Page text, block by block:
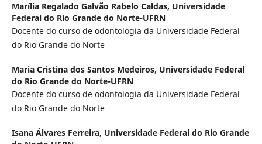
Marília Regalado Galvão Rabelo Caldas, Universidade
Federal do Rio Grande do Norte-UFRN
Docente do curso de odontologia da Universidade Federal
do Rio Grande do Norte
Maria Cristina dos Santos Medeiros, Universidade Federal
do Rio Grande do Norte-UFRN
Docente do curso de odontologia da Universidade Federal
do Rio Grande do Norte
Isana Álvares Ferreira, Universidade Federal do Rio Grande